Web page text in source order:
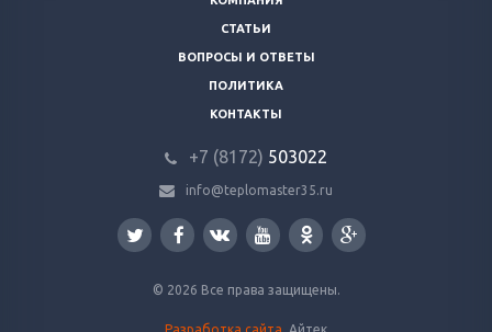
СТАТЬИ
ВОПРОСЫ И ОТВЕТЫ
ПОЛИТИКА
КОНТАКТЫ
+7 (8172) 503022
info@teplomaster35.ru
© 2026 Все права защищены.